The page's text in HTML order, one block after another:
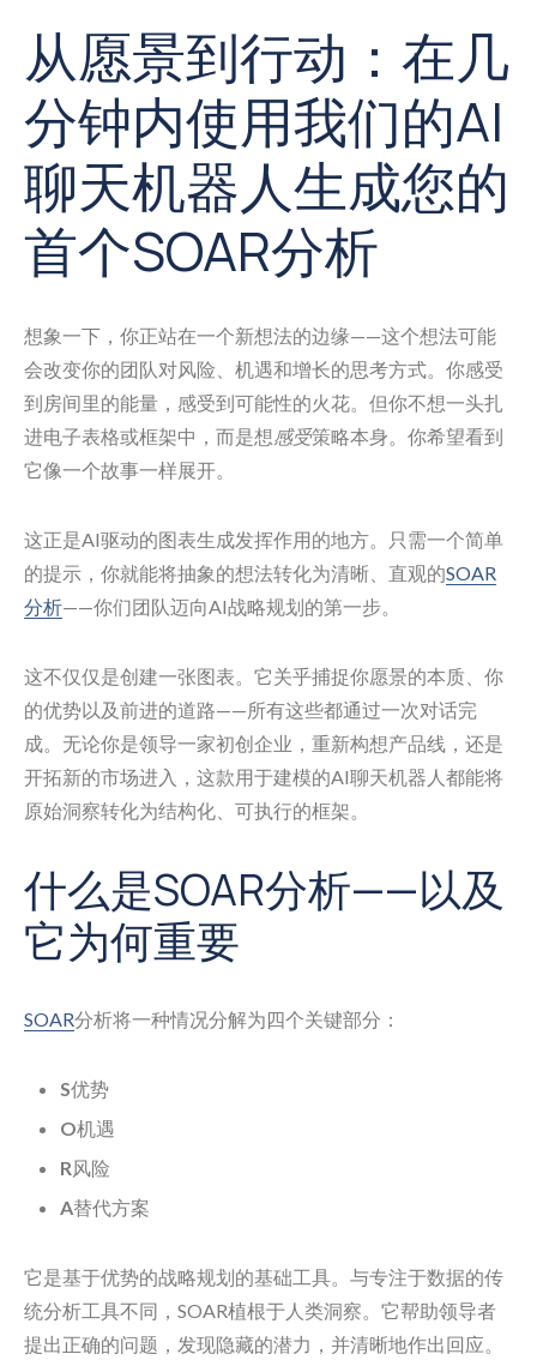
从愿景到行动：在几
分钟内使用我们的AI
聊天机器人生成您的
首个SOAR分析
想象一下，你正站在一个新想法的边缘——这个想法可能
会改变你的团队对风险、机遇和增长的思考方式。你感受
到房间里的能量，感受到可能性的火花。但你不想一头扎
进电子表格或框架中，而是想感受策略本身。你希望看到
它像一个故事一样展开。
这正是AI驱动的图表生成发挥作用的地方。只需一个简单
的提示，你就能将抽象的想法转化为清晰、直观的SOAR
分析——你们团队迈向AI战略规划的第一步。
这不仅仅是创建一张图表。它关乎捕捉你愿景的本质、你
的优势以及前进的道路——所有这些都通过一次对话完
成。无论你是领导一家初创企业，重新构想产品线，还是
开拓新的市场进入，这款用于建模的AI聊天机器人都能将
原始洞察转化为结构化、可执行的框架。
什么是SOAR分析——以及
它为何重要
SOAR分析将一种情况分解为四个关键部分：
S优势
O机遇
R风险
A替代方案
它是基于优势的战略规划的基础工具。与专注于数据的传
统分析工具不同，SOAR植根于人类洞察。它帮助领导者
提出正确的问题，发现隐藏的潜力，并清晰地作出回应。